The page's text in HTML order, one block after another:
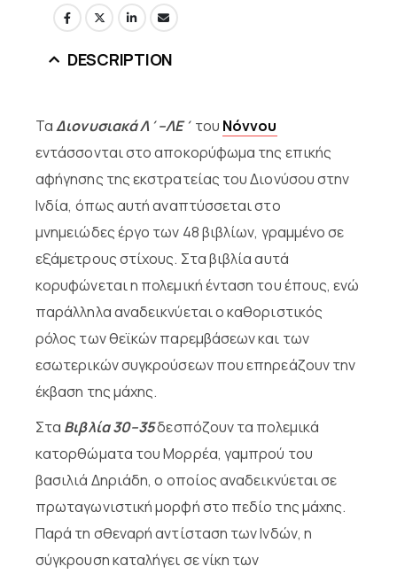
DESCRIPTION
ΤαΔιονυσιακά Λ΄–ΛΕ΄ του Νόννου
εντάσσονται στο αποκορύφωμα της επικής
αφήγησης της εκστρατείας του Διονύσου στην
Ινδία, όπως αυτή αναπτύσσεται στο
μνημειώδες έργο των 48 βιβλίων, γραμμένο σε
εξάμετρους στίχους. Στα βιβλία αυτά
κορυφώνεται η πολεμική ένταση του έπους, ενώ
παράλληλα αναδεικνύεται ο καθοριστικός
ρόλος των θεϊκών παρεμβάσεων και των
εσωτερικών συγκρούσεων που επηρεάζουν την
έκβαση της μάχης.
Στα Βιβλία 30–35δεσπόζουν τα πολεμικά
κατορθώματα του Μορρέα, γαμπρού του
βασιλιά Δηριάδη, ο οποίος αναδεικνύεται σε
πρωταγωνιστική μορφή στο πεδίο της μάχης.
Παρά τη σθεναρή αντίσταση των Ινδών, η
σύγκρουση καταλήγει σε νίκη των